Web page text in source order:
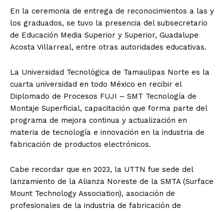
En la ceremonia de entrega de reconocimientos a las y
los graduados, se tuvo la presencia del subsecretario
de Educación Media Superior y Superior, Guadalupe
Acosta Villarreal, entre otras autoridades educativas.
La Universidad Tecnológica de Tamaulipas Norte es la
cuarta universidad en todo México en recibir el
Diplomado de Procesos FUJI – SMT Tecnología de
Montaje Superficial, capacitación que forma parte del
programa de mejora continua y actualización en
materia de tecnología e innovación en la industria de
fabricación de productos electrónicos.
Cabe recordar que en 2023, la UTTN fue sede del
lanzamiento de la Alianza Noreste de la SMTA (Surface
Mount Technology Association), asociación de
profesionales de la industria de fabricación de